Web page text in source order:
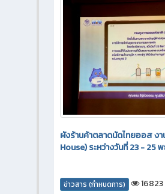
ผังร้านค้าตลาดนัดไทยออส งา
House) ระหว่างวันที่ 23 - 25
ข่าวสาร (กำหนดการ) 16823